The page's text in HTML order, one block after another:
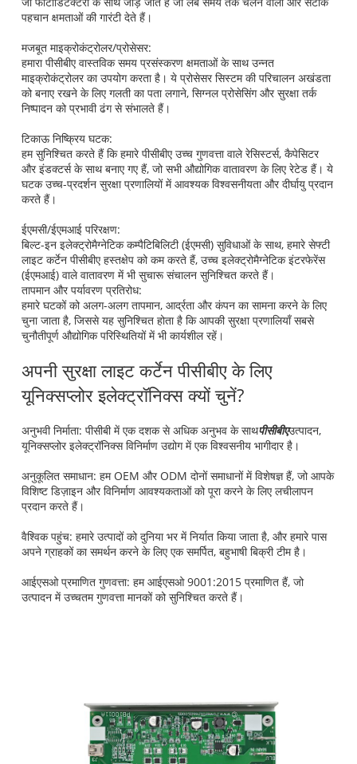
पहचान क्षमताओं की गारंटी देते हैं।
मजबूत माइक्रोकंट्रोलर/प्रोसेसर:
हमारा पीसीबीए वास्तविक समय प्रसंस्करण क्षमताओं के साथ उन्नत
माइक्रोकंट्रोलर का उपयोग करता है। ये प्रोसेसर सिस्टम की परिचालन अखंडता
को बनाए रखने के लिए गलती का पता लगाने, सिग्नल प्रोसेसिंग और सुरक्षा तर्क
निष्पादन को प्रभावी ढंग से संभालते हैं।
टिकाऊ निष्क्रिय घटक:
हम सुनिश्चित करते हैं कि हमारे पीसीबीए उच्च गुणवत्ता वाले रेसिस्टर्स, कैपेसिटर
और इंडक्टर्स के साथ बनाए गए हैं, जो सभी औद्योगिक वातावरण के लिए रेटेड हैं। ये
घटक उच्च-प्रदर्शन सुरक्षा प्रणालियों में आवश्यक विश्वसनीयता और दीर्घायु प्रदान
करते हैं।
ईएमसी/ईएमआई परिरक्षण:
बिल्ट-इन इलेक्ट्रोमैग्नेटिक कम्पैटिबिलिटी (ईएमसी) सुविधाओं के साथ, हमारे सेफ्टी
लाइट कर्टेन पीसीबीए हस्तक्षेप को कम करते हैं, उच्च इलेक्ट्रोमैग्नेटिक इंटरफेरेंस
(ईएमआई) वाले वातावरण में भी सुचारू संचालन सुनिश्चित करते हैं।
तापमान और पर्यावरण प्रतिरोध:
हमारे घटकों को अलग-अलग तापमान, आर्द्रता और कंपन का सामना करने के लिए
चुना जाता है, जिससे यह सुनिश्चित होता है कि आपकी सुरक्षा प्रणालियाँ सबसे
चुनौतीपूर्ण औद्योगिक परिस्थितियों में भी कार्यशील रहें।
अपनी सुरक्षा लाइट कर्टेन पीसीबीए के लिए
यूनिक्सप्लोर इलेक्ट्रॉनिक्स क्यों चुनें?
अनुभवी निर्माता: पीसीबी में एक दशक से अधिक अनुभव के साथपीसीबीएउत्पादन,
यूनिक्सप्लोर इलेक्ट्रॉनिक्स विनिर्माण उद्योग में एक विश्वसनीय भागीदार है।
अनुकूलित समाधान: हम OEM और ODM दोनों समाधानों में विशेषज्ञ हैं, जो आपके
विशिष्ट डिज़ाइन और विनिर्माण आवश्यकताओं को पूरा करने के लिए लचीलापन
प्रदान करते हैं।
वैश्विक पहुंच: हमारे उत्पादों को दुनिया भर में निर्यात किया जाता है, और हमारे पास
अपने ग्राहकों का समर्थन करने के लिए एक समर्पित, बहुभाषी बिक्री टीम है।
आईएसओ प्रमाणित गुणवत्ता: हम आईएसओ 9001:2015 प्रमाणित हैं, जो
उत्पादन में उच्चतम गुणवत्ता मानकों को सुनिश्चित करते हैं।